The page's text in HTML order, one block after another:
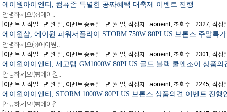
에이원아이엔티, 컴퓨존 특별한 공짜혜택 대축제 이벤트 진행
안녕하세요!㈜에이..
이벤트 시작일 : 년 월 일, 이벤트 종료일 : 년 월 일,작성자 : aoneint,조회수 : 2327,작성
에이원샵, 에이원 파워서플라이 STORM 750W 80PLUS 브론즈 주말특
안녕하세요㈜에이원..
이벤트 시작일 : 년 월 일, 이벤트 종료일 : 년 월 일,작성자 : aoneint,조회수 : 2301,작성
에이원아이엔티, 세고텝 GM1000W 80PLUS 골드 블랙 쿨엔조이 상품의
안녕하세요!㈜에이원..
이벤트 시작일 : 년 월 일, 이벤트 종료일 : 년 월 일,작성자 : aoneint,조회수 : 2245,작성
에이원아이엔티, STORM 1000W 80PLUS 브론즈 상품의견 이벤트 진행
안녕하세요!㈜에이원..